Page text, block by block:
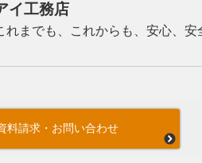
イ工務店
れまでも、これからも、安心、安
料請求・お問い合わせ